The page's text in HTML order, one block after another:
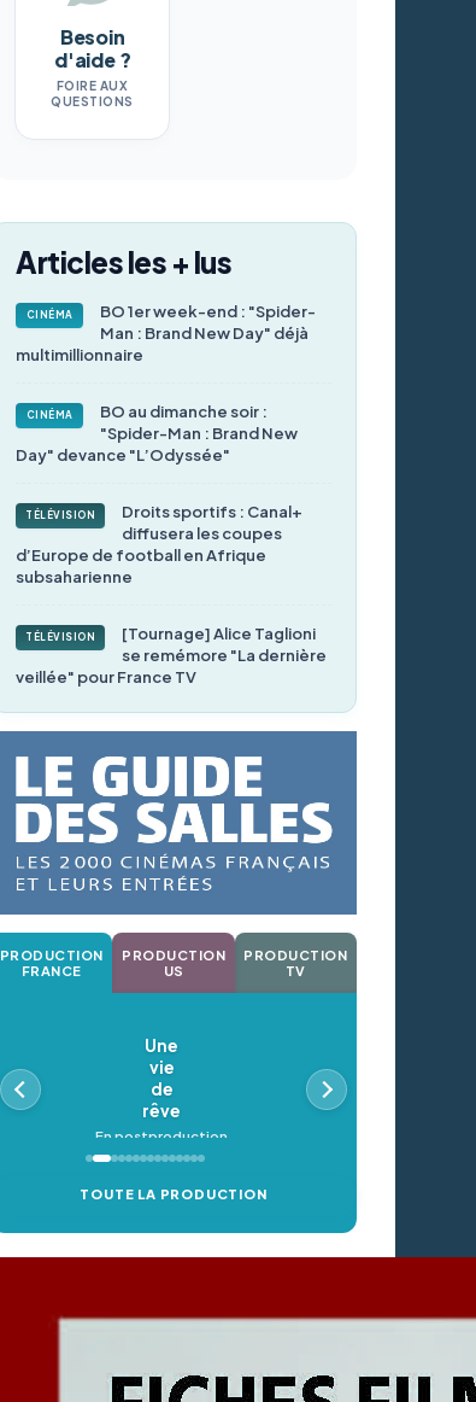
Besoin
d'aide ?
FOIRE AUX
QUESTIONS
Articles les + lus
CINÉMA
BO 1er week-end : "Spider-
Man : Brand New Day" déjà
multimillionnaire
CINÉMA
BO au dimanche soir :
"Spider-Man : Brand New
Day" devance "L’Odyssée"
TÉLÉVISION
Droits sportifs : Canal+
diffusera les coupes
d’Europe de football en Afrique
subsaharienne
TÉLÉVISION
[Tournage] Alice Taglioni
se remémore "La dernière
veillée" pour France TV
PRODUCTION
FRANCE
PRODUCTION
US
PRODUCTION
TV
Une
vie
de
rêve
En postproduction
TOUTE LA PRODUCTION